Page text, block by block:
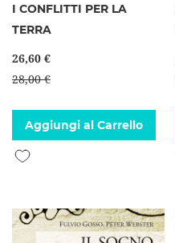
I CONFLITTI PER LA
TERRA
26,60 €
28,00 €
Aggiungi al Carrello
Aggiungi alla lista desideri